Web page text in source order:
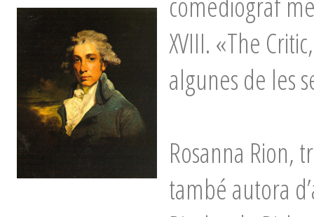
XVIII. «The
algunes de les
Rosanna Rion,
també autora